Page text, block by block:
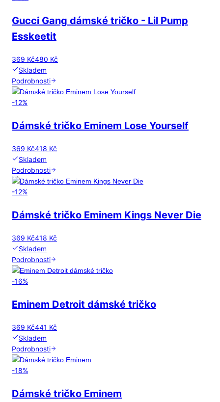
Gucci Gang dámské tričko - Lil Pump
Esskeetit
369 Kč480 Kč
Skladem
Podrobnosti
-12%
Dámské tričko Eminem Lose Yourself
369 Kč418 Kč
Skladem
Podrobnosti
-12%
Dámské tričko Eminem Kings Never Die
369 Kč418 Kč
Skladem
Podrobnosti
-16%
Eminem Detroit dámské tričko
369 Kč441 Kč
Skladem
Podrobnosti
-18%
Dámské tričko Eminem